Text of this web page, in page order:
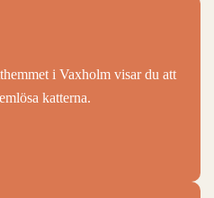
i Vaxholm visar du att
katterna.